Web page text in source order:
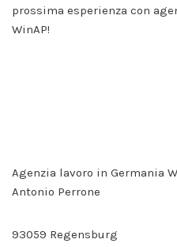
prossima esperienza con
WinAP!
Agenzia lavoro in Germania
Antonio Perrone
93059 Regensburg
der Nutzung
der Website.
Besuchs so
möglich
diese